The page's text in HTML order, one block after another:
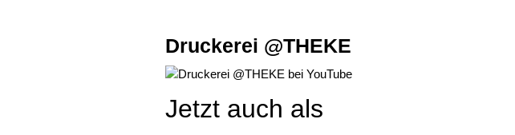
Druckerei @THEKE
Jetzt auch als